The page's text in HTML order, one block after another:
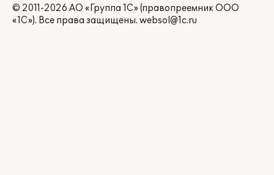
© 2011-2026 АО «Группа 1С» (правопреемник ООО
«1С»). Все права защищены. websol@1c.ru